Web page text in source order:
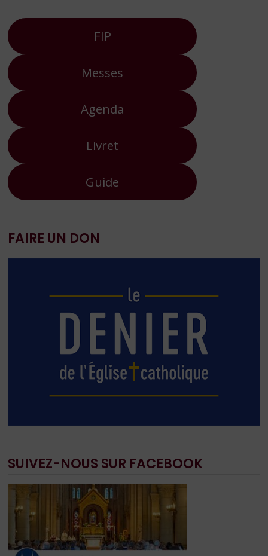
FIP
Messes
Agenda
Livret
Guide
FAIRE UN DON
SUIVEZ-NOUS SUR FACEBOOK